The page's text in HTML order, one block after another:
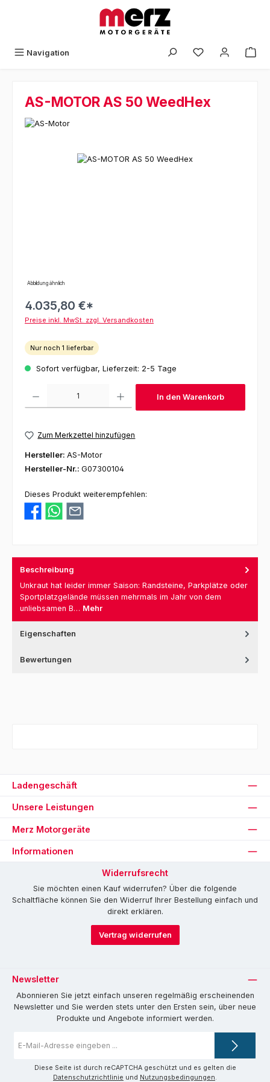
Navigation
AS-MOTOR AS 50 WeedHex
Bildergalerie überspringen
Abbildung ähnlich
4.035,80 €*
Preise inkl. MwSt. zzgl. Versandkosten
Nur noch 1 lieferbar
Sofort verfügbar, Lieferzeit: 2-5 Tage
In den Warenkorb
Zum Merkzettel hinzufügen
Hersteller: AS-Motor
Hersteller-Nr.: G07300104
Dieses Produkt weiterempfehlen:
Beschreibung
Unkraut hat leider immer Saison: Randsteine, Parkplätze oder
Sportplatzgelände müssen mehrmals im Jahr von dem
unliebsamen B… Mehr
Eigenschaften
Bewertungen
Ladengeschäft
Unsere Leistungen
Merz Motorgeräte
Informationen
Widerrufsrecht
Sie möchten einen Kauf widerrufen? Über die folgende
Schaltfläche können Sie den Widerruf Ihrer Bestellung einfach und
direkt erklären.
Vertrag widerrufen
Newsletter
Abonnieren Sie jetzt einfach unseren regelmäßig erscheinenden
Newsletter und Sie werden stets unter den Ersten sein, über neue
Produkte und Angebote informiert werden.
Mail-
Diese Seite ist durch reCAPTCHA geschützt und es gelten die
Datenschutzrichtlinie und Nutzungsbedingungen.